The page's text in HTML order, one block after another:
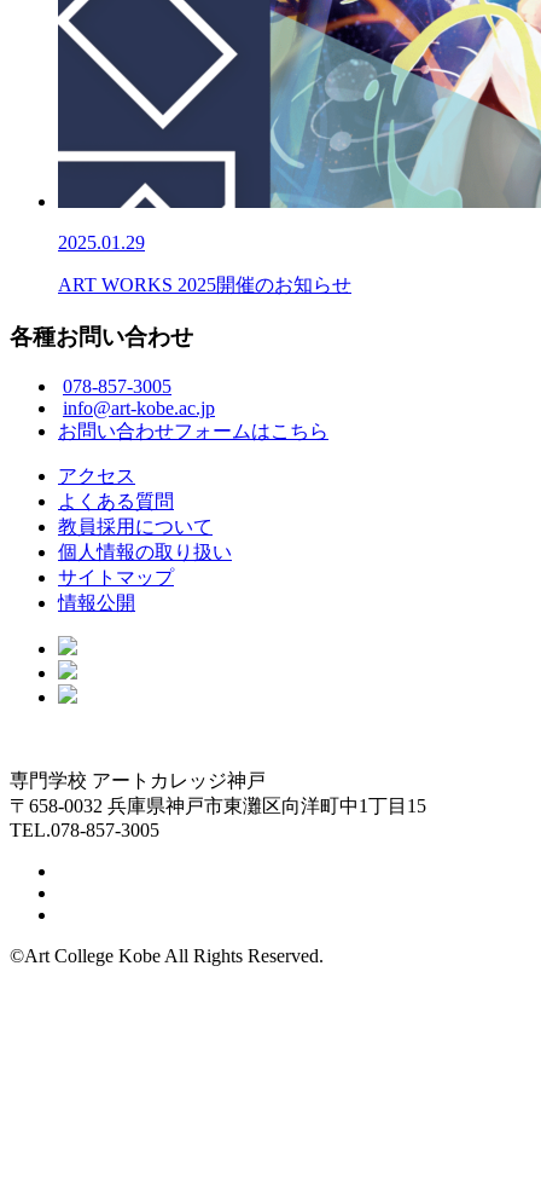
2025.01.29
ART WORKS 2025開催のお知らせ
各種お問い合わせ
078-857-3005
info@art-kobe.ac.jp
お問い合わせフォームはこちら
アクセス
よくある質問
教員採用について
個人情報の取り扱い
サイトマップ
情報公開
専門学校 アートカレッジ神戸
〒658-0032 兵庫県神戸市東灘区向洋町中1丁目15
TEL.078-857-3005
©Art College Kobe All Rights Reserved.